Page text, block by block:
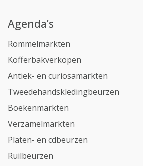
Agenda’s
Rommelmarkten
Kofferbakverkopen
Antiek- en curiosamarkten
Tweedehandskledingbeurzen
Boekenmarkten
Verzamelmarkten
Platen- en cdbeurzen
Ruilbeurzen